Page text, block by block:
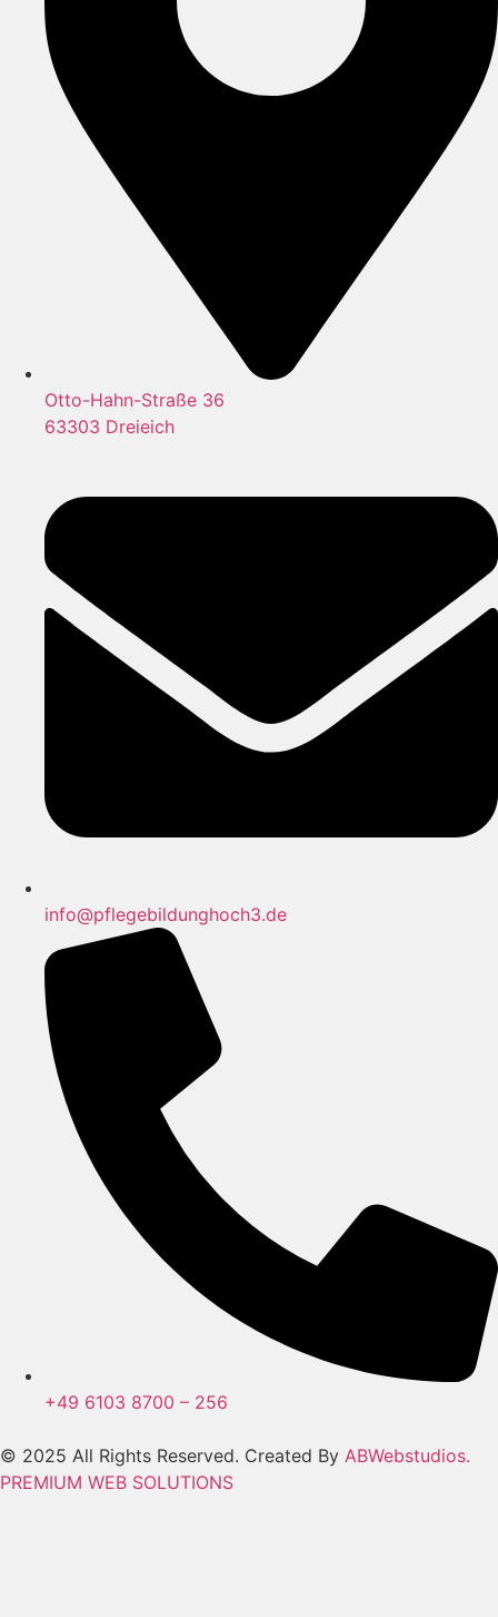
Otto-Hahn-Straße 36
63303 Dreieich
info@pflegebildunghoch3.de
+49 6103 8700 – 256
© 2025 All Rights Reserved. Created By ABWebstudios.
PREMIUM WEB SOLUTIONS